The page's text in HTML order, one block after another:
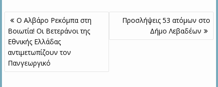
Πλοήγηση
άρθρων
Ο Αλβάρο Ρεκόμπα στη
Βοιωτία! Οι Βετεράνοι της
Εθνικής Ελλάδας
αντιμετωπίζουν τον
Πανγεωργικό
Προσλήψεις 53 ατόμων στο
Δήμο Λεβαδέων